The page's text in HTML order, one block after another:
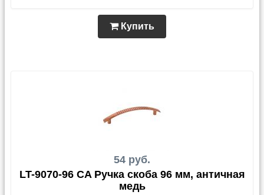
Купить
54 руб.
LT-9070-96 CA Ручка скоба 96 мм, античная
медь